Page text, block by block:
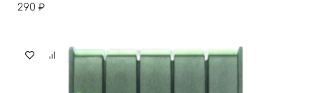
290 ₽